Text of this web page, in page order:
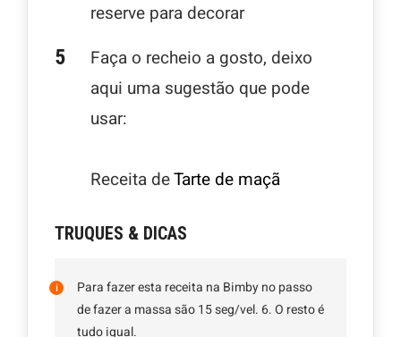
reserve para decorar
Faça o recheio a gosto, deixo
aqui uma sugestão que pode
usar:
Receita deTarte de maçã
TRUQUES & DICAS
Para fazer esta receita na Bimby no passo
de fazer a massa são 15 seg/vel. 6. O resto é
tudo igual.